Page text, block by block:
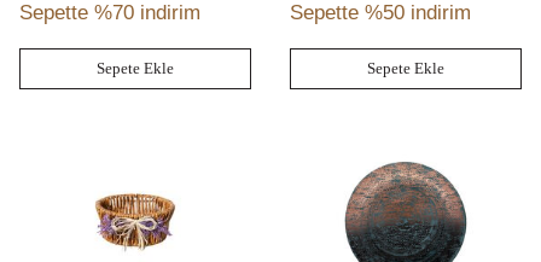
Sepette %70 indirim
Sepete Ekle
Sepette %50 indirim
Sepete Ekle